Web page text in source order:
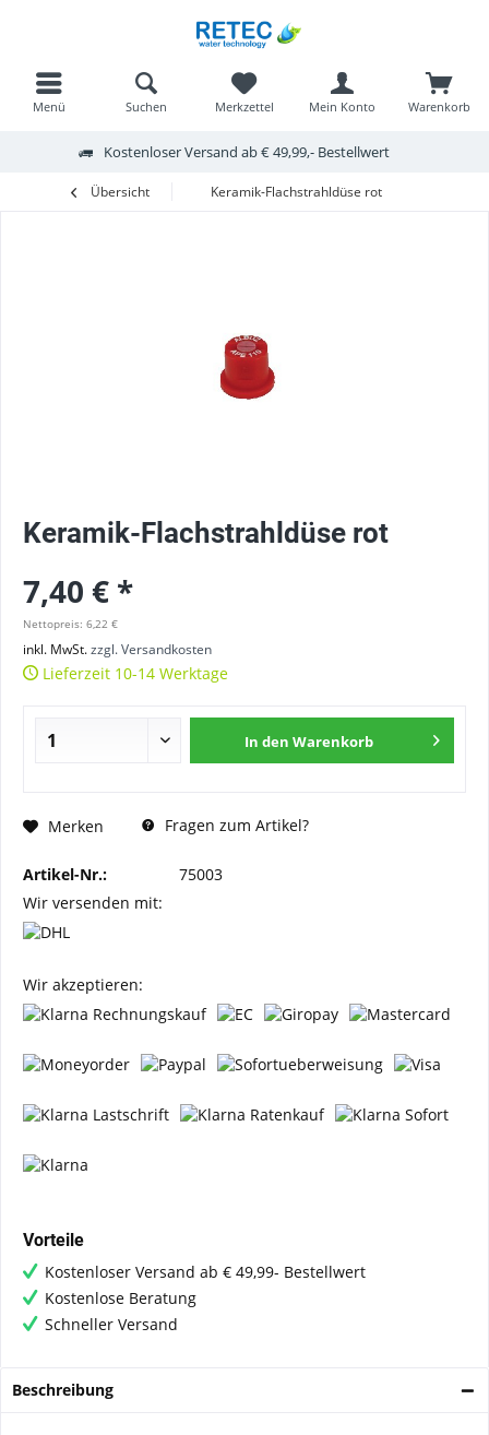
Kostenloser Versand ab € 49,99,- Bestellwert
Menü Warenkorb
Merkzettel Mein Konto
Suchen
Übersicht Keramik-Flachstrahldüse rot
Keramik-Flachstrahldüse rot
7,40 € *
Nettopreis: 6,22 €
inkl. MwSt.zzgl. Versandkosten
Lieferzeit 10-14 Werktage
In den Warenkorb
Merken Fragen zum Artikel?
Artikel-Nr.:
75003
Wir versenden mit:
Wir akzeptieren:
Vorteile
Kostenloser Versand ab € 49,99- Bestellwert
Kostenlose Beratung
Schneller Versand
Beschreibung